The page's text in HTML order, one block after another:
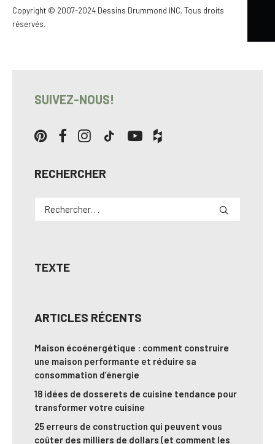
Copyright © 2007-2024 Dessins Drummond INC. Tous droits
réservés.
SUIVEZ-NOUS!
RECHERCHER
TEXTE
ARTICLES RÉCENTS
Maison écoénergétique : comment construire
une maison performante et réduire sa
consommation d’énergie
18 idées de dosserets de cuisine tendance pour
transformer votre cuisine
25 erreurs de construction qui peuvent vous
coûter des milliers de dollars (et comment les